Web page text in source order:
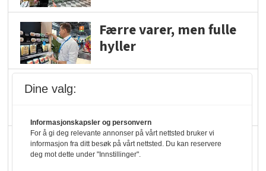
Færre varer, men fulle
hyller
Q passerte 1 milliard i
Rema i 2025
Dine valg:
Informasjonskapsler og personvern
For å gi deg relevante annonser på vårt nettsted bruker vi
informasjon fra ditt besøk på vårt nettsted. Du kan reservere
deg mot dette under "Innstillinger".